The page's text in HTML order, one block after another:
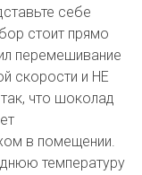
себе
стоит прямо
перемешивание
скорости и НЕ
что шоколад
в помещении.
температуру